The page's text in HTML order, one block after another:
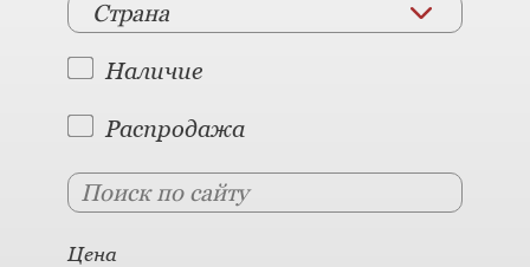
Страна
Наличие
Распродажа
Цена